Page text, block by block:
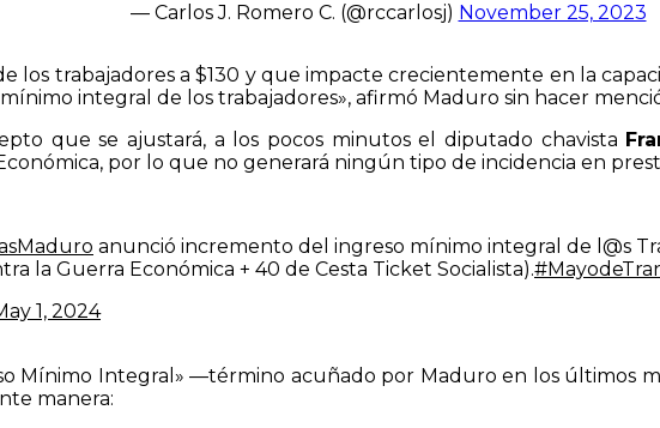
— Carlos J. Romero C. (@rccarlosj) November 25, 2023
los trabajadores a $130 y que impacte crecientemente en la
integral de los trabajadores», afirmó Maduro sin hacer
que se ajustará, a los pocos minutos el diputado chavista
por lo que no generará ningún tipo de incidencia en
anunció incremento del ingreso mínimo integral de l@s
la Guerra Económica + 40 de Cesta Ticket Socialista).
1, 2024
Mínimo Integral» —término acuñado por Maduro en los últimos
manera: